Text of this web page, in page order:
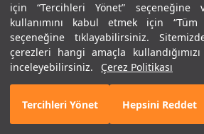
için “Tercihleri Yönet” seçeneğine
kullanımını kabul etmek için
seçeneğine tıklayabilirsiniz.
çerezleri hangi amaçla kullandığımızı
inceleyebilirsiniz.
Çerez Politikası
Tercihleri Yönet Hepsini Reddet
Kanlı İshal (Dizanteri) Nedir?
Tedavisi
Kolon (Bağırsak) Kanseri:
Tedavi Yöntemleri
Hemokromatozis Nedir?